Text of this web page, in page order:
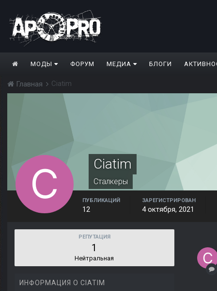
МОДЫ ФОРУМ МЕДИА БЛОГИ
Главная Ciatim
Ciatim
Сталкеры
ПУБЛИКАЦИЙ
12
ЗАРЕГИСТРИРОВАН
4 октября, 2021
РЕПУТАЦИЯ
1
Нейтральная
ИНФОРМАЦИЯ О CIATIM